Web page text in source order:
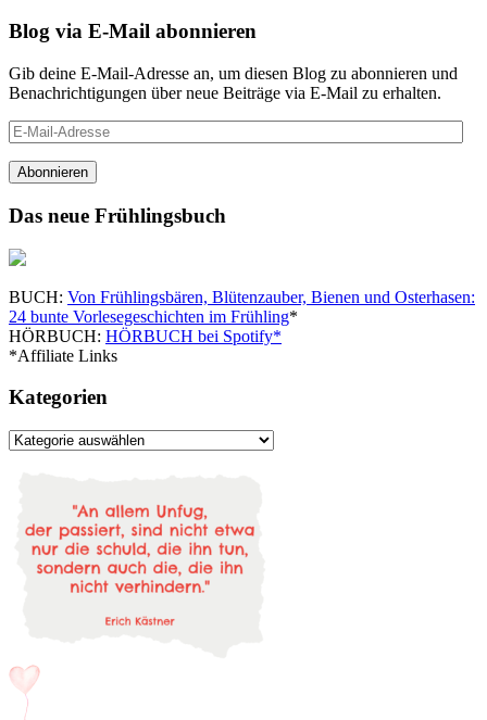
Blog via E-Mail abonnieren
Gib deine E-Mail-Adresse an, um diesen Blog zu abonnieren und
Benachrichtigungen über neue Beiträge via E-Mail zu erhalten.
E-
Mail-
Adresse
Abonnieren
Das neue Frühlingsbuch
BUCH: Von Frühlingsbären, Blütenzauber, Bienen und Osterhasen:
24 bunte Vorlesegeschichten im Frühling*
HÖRBUCH: HÖRBUCH bei Spotify*
*Affiliate Links
Kategorien
Kategorien